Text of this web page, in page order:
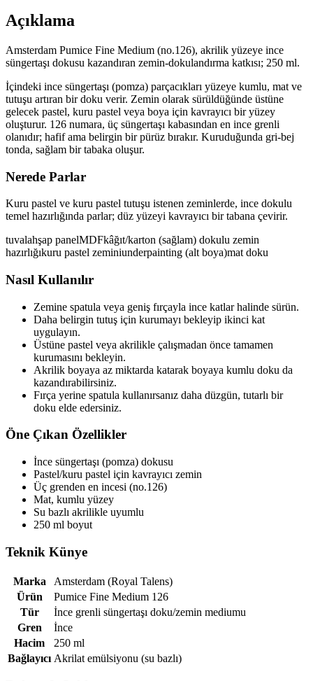
Açıklama
Amsterdam Pumice Fine Medium (no.126), akrilik yüzeye ince
süngertaşı dokusu kazandıran zemin-dokulandırma katkısı; 250 ml.
İçindeki ince süngertaşı (pomza) parçacıkları yüzeye kumlu, mat ve
tutuşu artıran bir doku verir. Zemin olarak sürüldüğünde üstüne
gelecek pastel, kuru pastel veya boya için kavrayıcı bir yüzey
oluşturur. 126 numara, üç süngertaşı kabasından en ince grenli
olanıdır; hafif ama belirgin bir pürüz bırakır. Kuruduğunda gri-bej
tonda, sağlam bir tabaka oluşur.
Nerede Parlar
Kuru pastel ve kuru pastel tutuşu istenen zeminlerde, ince dokulu
temel hazırlığında parlar; düz yüzeyi kavrayıcı bir tabana çevirir.
tuvalahşap panelMDFkâğıt/karton (sağlam) dokulu zemin
hazırlığıkuru pastel zeminiunderpainting (alt boya)mat doku
Nasıl Kullanılır
Zemine spatula veya geniş fırçayla ince katlar halinde sürün.
Daha belirgin tutuş için kurumayı bekleyip ikinci kat
uygulayın.
Üstüne pastel veya akrilikle çalışmadan önce tamamen
kurumasını bekleyin.
Akrilik boyaya az miktarda katarak boyaya kumlu doku da
kazandırabilirsiniz.
Fırça yerine spatula kullanırsanız daha düzgün, tutarlı bir
doku elde edersiniz.
Öne Çıkan Özellikler
İnce süngertaşı (pomza) dokusu
Pastel/kuru pastel için kavrayıcı zemin
Üç grenden en incesi (no.126)
Mat, kumlu yüzey
Su bazlı akrilikle uyumlu
250 ml boyut
Teknik Künye
Marka
Amsterdam (Royal Talens)
Ürün
Pumice Fine Medium 126
Tür
İnce grenli süngertaşı doku/zemin mediumu
Gren
İnce
Hacim
250 ml
Bağlayıcı Akrilat emülsiyonu (su bazlı)